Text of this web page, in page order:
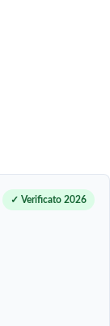
✓ Verificato 2026